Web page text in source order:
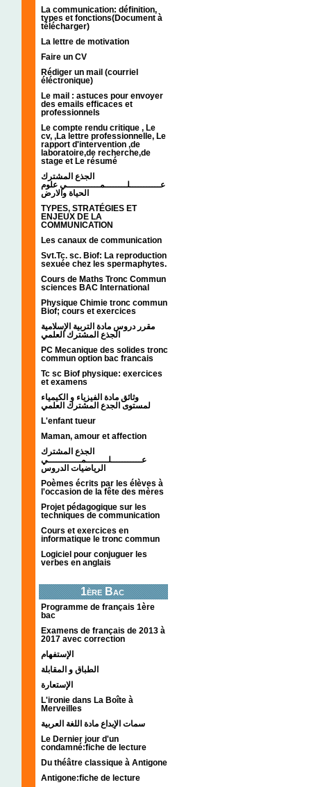
La communication: définition,
types et fonctions(Document à
télécharger)
La lettre de motivation
Faire un CV
Rédiger un mail (courriel
éléctronique)
Le mail : astuces pour envoyer
des emails efficaces et
professionnels
Le compte rendu critique , Le
cv, ,La lettre professionnelle, Le
rapport d'intervention ,de
laboratoire,de recherche,de
stage et Le résumé
الجذع المشترك
عـــــــــــلــــــــمــــــــــــي علوم
الحياة والارض
TYPES, STRATÉGIES ET
ENJEUX DE LA
COMMUNICATION
Les canaux de communication
Svt.Tc. sc. Biof: La reproduction
sexuée chez les spermaphytes.
Cours de Maths Tronc Commun
sciences BAC International
Physique Chimie tronc commun
Biof; cours et exercices
مقرر دروس مادة التربية الإسلامية
الجذع المشترك العلمي
PC Mecanique des solides tronc
commun option bac francais
Tc sc Biof physique: exercices
et examens
وثائق مادة الفيزياء و الكيمياء
L'enfant tueur
Maman, amour et affection
الجذع المشترك
عـــــــــــلــــــــمــــــــــــي
الرياضيات الدروس
Poèmes écrits par les élèves à
l'occasion de la fête des mères
Projet pédagogique sur les
techniques de communication
Cours et exercices en
informatique le tronc commun
Logiciel pour conjuguer les
verbes en anglais
1ère Bac
Programme de français 1ère
bac
Examens de français de 2013 à
2017 avec correction
الإستفهام
الطباق و المقابلة
الإستعارة
L'ironie dans La Boîte à
Merveilles
سمات الإبداع مادة اللغة العربية
Le Dernier jour d'un
condamné:fiche de lecture
Du théâtre classique à Antigone
Antigone:fiche de lecture